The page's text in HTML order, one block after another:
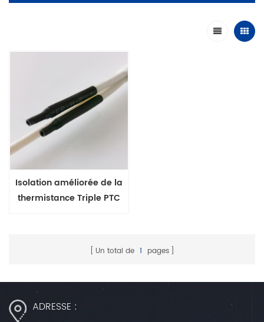
Isolation améliorée de la
thermistance Triple PTC
d'enroulement + 60-180'C
Un total de 1 pages
ADRESSE :